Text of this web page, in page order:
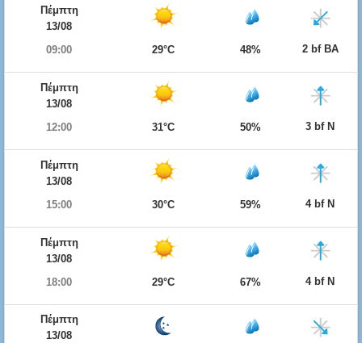
Πέμπτη
13/08
09:00
29°C 48% 2 bf ΒΑ
Πέμπτη
13/08
12:00
31°C 50% 3 bf Ν
Πέμπτη
13/08
15:00
30°C 59% 4 bf Ν
Πέμπτη
13/08
18:00
29°C 67% 4 bf Ν
Πέμπτη
13/08